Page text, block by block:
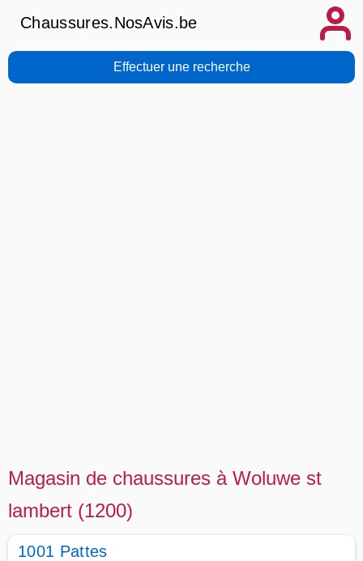
Chaussures.NosAvis.be
Effectuer une recherche
Magasin de chaussures à Woluwe st
lambert (1200)
1001 Pattes